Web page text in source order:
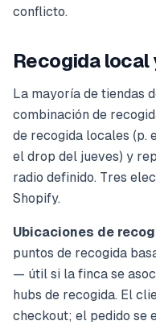
conflicto.
Recogida local
La mayoría de tiendas
combinación de
de recogida locales (p.
el drop del jueves) y
radio definido. Tres
Shopify.
Ubicaciones de
puntos de recogida
— útil si la finca se
hubs de recogida. El
checkout; el pedido se